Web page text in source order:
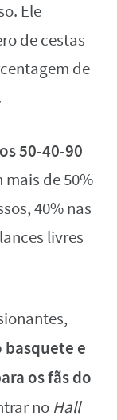
Ele
de cestas
de
50-40-90
de 50%
40% nas
livres
e
os fãs do
no Hall